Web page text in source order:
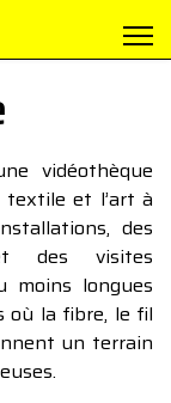
vidéothèque
et l’art à
des
des visites
moins longues
où la fibre, le fil
un terrain